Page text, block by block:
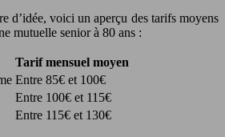
d’idée, voici un aperçu des tarifs moyens
mutuelle senior à 80 ans :
Tarif mensuel moyen
Entre 85€ et 100€
Entre 100€ et 115€
Entre 115€ et 130€